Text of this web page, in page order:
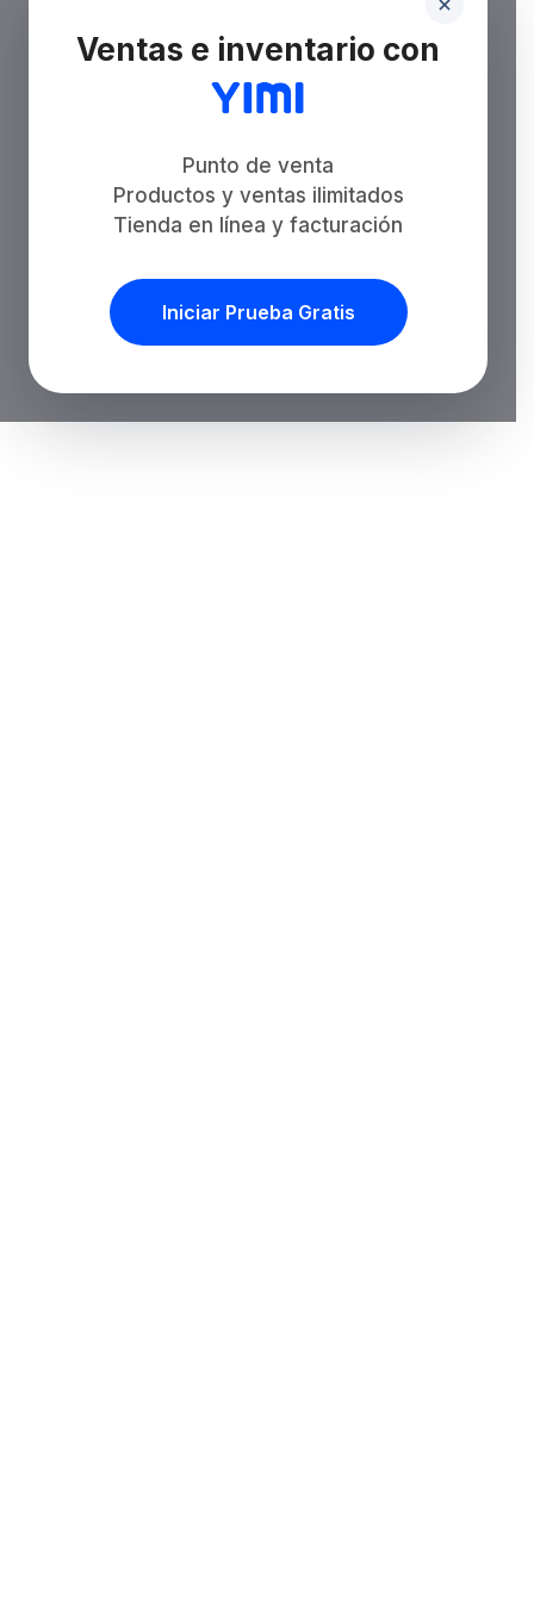
Ventas e inventario con
Punto de venta
Productos y ventas ilimitados
Tienda en línea y facturación
Iniciar Prueba Gratis